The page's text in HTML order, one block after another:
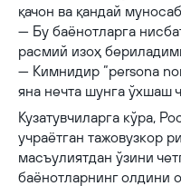
қачон ва қандай
— Бу баёнотларга
расмий изоҳ
— Кимнидир “persona
яна нечта шунга ўхшаш
Кузатувчиларга кўра,
учраётган тажовузкор
масъулиятдан ўзини
баёнотларнинг олдини